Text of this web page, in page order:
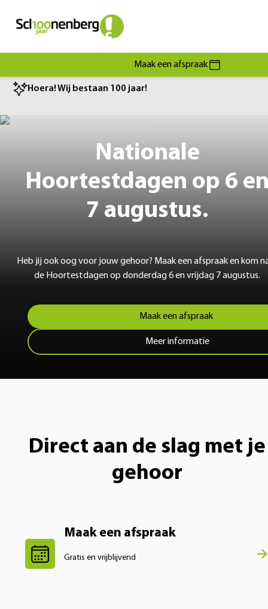
Maak een afspraak
Hoera! Wij bestaan 100 jaar!
Nationale
Hoortestdagen op 6
7 augustus.
Heb jij ook oog voor jouw gehoor? Maak een afspraak en kom
de Hoortestdagen op donderdag 6 en vrijdag 7 augustus.
Maak een afspraak
Meer informatie
Direct aan de slag met je
gehoor
Maak een afspraak
Gratis en vrijblijvend